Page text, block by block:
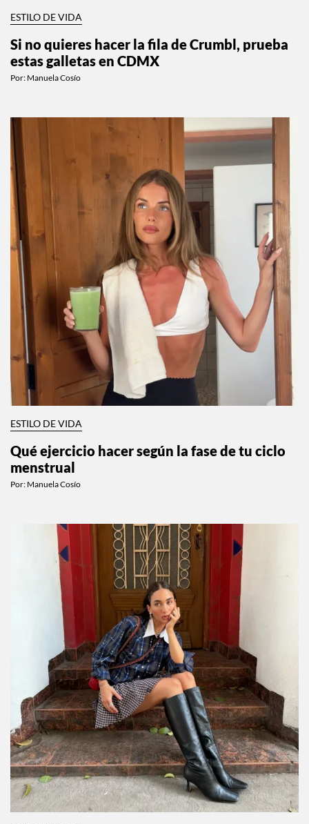
ESTILO DE VIDA
Si no quieres hacer la fila de Crumbl, prueba
estas galletas en CDMX
Por: Manuela Cosío
ESTILO DE VIDA
Qué ejercicio hacer según la fase de tu ciclo
menstrual
Por: Manuela Cosío